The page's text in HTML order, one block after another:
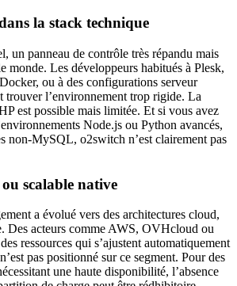
la stack technique
un panneau de contrôle très répandu mais
monde. Les développeurs habitués à Plesk,
ou à des configurations serveur
trouver l’environnement trop rigide. La
est possible mais limitée. Et si vous avez
Node.js ou Python avancés,
non-MySQL, o2switch n’est clairement pas
scalable native
a évolué vers des architectures cloud,
Des acteurs comme AWS, OVHcloud ou
ressources qui s’ajustent automatiquement
pas positionné sur ce segment. Pour des
une haute disponibilité, l’absence